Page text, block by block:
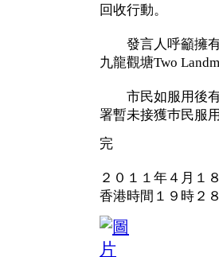
回收行動。
發言人呼籲擁有
九龍觀塘Two
市民如服用後有
署暫未接獲巿民服
完
２０１１年４月１
香港時間１９時２